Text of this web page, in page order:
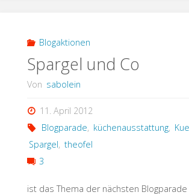
momentan?"
Blogaktionen
Spargel und Co
Von sabolein
11. April 2012
Blogparade, küchenausstattung,
Spargel, theofel
3
ist das Thema der nächsten Blogparade